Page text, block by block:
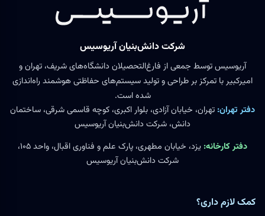
شرکت دانش‌بنیان آریوسیس
آریوسیس توسط جمعی از فارغ‌التحصیلان دانشگاه‌های شریف، تهران و
امیرکبیر با تمرکز بر طراحی و تولید سیستم‌های حفاظتی هوشمند راه‌اندازی
شده است.
دفتر تهران: تهران، خیابان آزادی، بلوار اکبری، کوچه قاسمی شرقی، ساختمان
دانش، شرکت دانش‌بنیان آریوسیس
دفتر کارخانه:
یزد، خیابان مطهری، پارک علم و فناوری اقبال، واحد ۱۰۵،
شرکت دانش‌بنیان آریوسیس
کمک لازم داری؟